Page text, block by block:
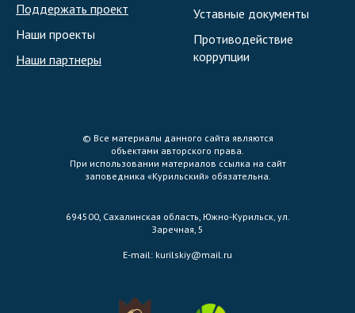
Поддержать проект
Наши проекты
Наши партнеры
Уставные документы
Противодействие
коррупции
© Все материалы данного сайта являются
объектами авторского права.
При использовании материалов ссылка на сайт
заповедника «Курильский» обязательна.
694500, Сахалинская область, Южно-Курильск, ул.
Заречная, 5
E-mail: kurilskiy@mail.ru